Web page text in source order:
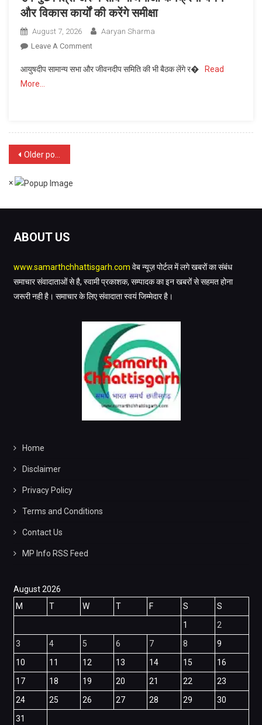
और विकास कार्यों की करेंगे समीक्षा
August 7, 2026
Aaryan Sharma
Leave A CommentOn
मुख्यमंत्री
करेंगे
आयुषदीप सामान्य सभा और जीवनदीप समिति की भी बैठक लेंगे र�
Read
More…
Posts
navigation
Older posts
×
ABOUT US
www.samarthchhattisgarh.com वेब न्यूज़ पोर्टल में लगे खबरों का संबंध
समाचार संवादाताओं से है, स्वामी प्रकाशक, सम्पादक का इन खबरों से सहमत होना
जरूरी नही है। समाचार के लिए संवादाता स्वयं जिम्मेदार है।
Home
Disclaimer
Privacy Policy
Terms and Conditions
Contact Us
MP Info RSS Feed
August 2026
M
T W T F S
S
1
2
3
4 5 6 7 8
9
10
11 12 13 14 15
16
17
18 19 20 21 22
23
24
25 26 27 28 29
30
31